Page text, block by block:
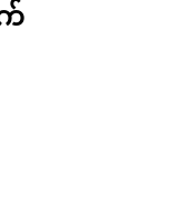
က်